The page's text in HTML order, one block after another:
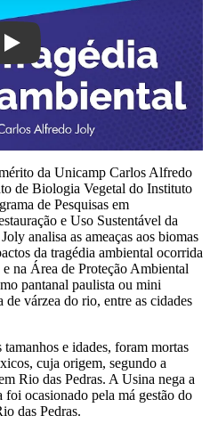
Play
da Unicamp Carlos Alfredo
de Biologia Vegetal do Instituto
de Pesquisas em
e Uso Sustentável da
analisa as ameaças aos biomas
da tragédia ambiental ocorrida
na Área de Proteção Ambiental
pantanal paulista ou mini
várzea do rio, entre as cidades
e idades, foram mortas
cuja origem, segundo a
Rio das Pedras. A Usina nega a
foi ocasionado pela má gestão do
das Pedras.